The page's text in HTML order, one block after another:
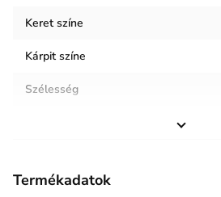
Keret színe
Kárpit színe
Szélesség
Termék súlya
Termékadatok